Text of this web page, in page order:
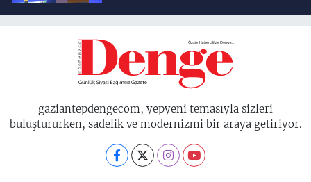
birisidir'
gaziantepdengecom, yepyeni temasıyla sizleri
buluştururken, sadelik ve modernizmi bir araya getiriyor.